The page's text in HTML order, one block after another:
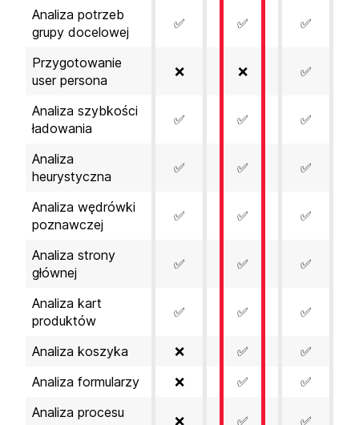
Analiza potrzeb
grupy docelowej
✅ ✅ ✅
Przygotowanie
user persona
❌ ❌ ✅
Analiza szybkości
ładowania
✅ ✅ ✅
Analiza
heurystyczna
✅ ✅ ✅
Analiza wędrówki
poznawczej
✅ ✅ ✅
Analiza strony
głównej
✅ ✅ ✅
Analiza kart
produktów
✅ ✅ ✅
Analiza koszyka ❌ ✅
✅
Analiza formularzy
❌ ✅
✅
Analiza procesu
❌ ✅ ✅